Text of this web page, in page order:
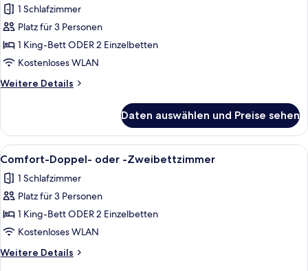
Standard-
Doppel-
oder
-
anzeigen
1 Schlafzimmer
Platz für 3 Personen
1 King-Bett ODER 2 Einzelbetten
Kostenloses WLAN
Weitere Details
Weitere
Doppel-
oder
-
Zweibettzimmer
Daten auswählen und Preise sehen
Alle
Fotos
für
Comfort-
Doppel-
oder
-
Zweibettzimmer
Ein Hotelzimmer mit zwei Betten,
11
Comfort-Doppel- oder -Zweibettzimmer
1 Schlafzimmer
Platz für 3 Personen
1 King-Bett ODER 2 Einzelbetten
Kostenloses WLAN
Weitere Details
Weitere